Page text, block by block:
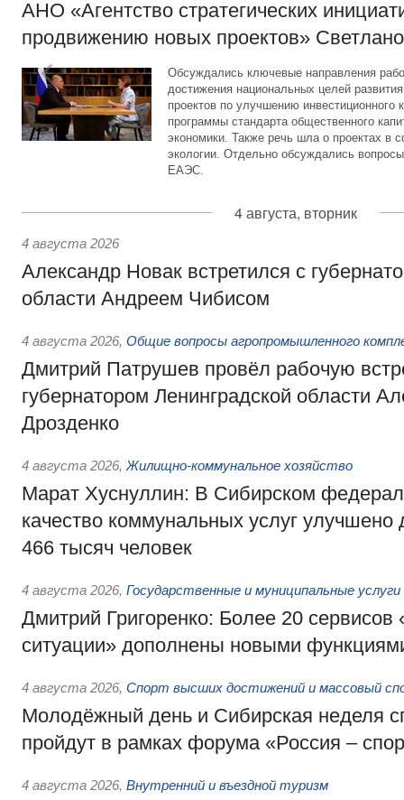
АНО «Агентство стратегических
продвижению новых проектов»
Обсуждались ключевые направления
достижения национальных целей
проектов по улучшению инвестиционного
программы стандарта общественного
экономики. Также речь шла о проектах в
экологии. Отдельно обсуждались
ЕАЭС.
4 августа, вторник
4 августа 2026
Александр Новак встретился с
области Андреем Чибисом
4 августа 2026, Общие вопросы агропромышленного
Дмитрий Патрушев провёл рабочую
губернатором Ленинградской области
Дрозденко
4 августа 2026, Жилищно-коммунальное хозяйство
Марат Хуснуллин: В Сибирском
качество коммунальных услуг
466 тысяч человек
4 августа 2026, Государственные и муниципальные услуги
Дмитрий Григоренко: Более 20 сервисов
ситуации» дополнены новыми
4 августа 2026, Спорт высших достижений и массовый
Молодёжный день и Сибирская неделя
пройдут в рамках форума «Россия –
4 августа 2026, Внутренний и въездной туризм